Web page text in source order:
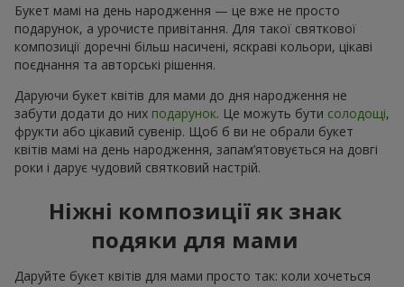
Букет мамі на день народження — це вже не просто
подарунок, а урочисте привітання. Для такої святкової
композиції доречні більш насичені, яскраві кольори, цікаві
поєднання та авторські рішення.
Даруючи букет квітів для мами до дня народження не
забути додати до них подарунок. Це можуть бути солодощі,
фрукти або цікавий сувенір. Щоб б ви не обрали букет
квітів мамі на день народження, запам’ятовується на довгі
роки і дарує чудовий святковий настрій.
Ніжні композиції як знак
подяки для мами
Даруйте букет квітів для мами просто так: коли хочеться